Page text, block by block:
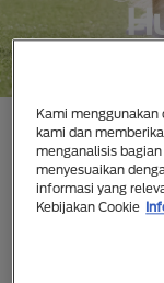
Email
Kami
kami dan
menganalisis
menyesuaikan
informasi yang
Kebijakan Cookie